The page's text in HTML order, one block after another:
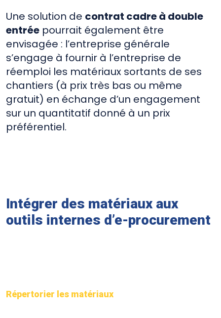
Une solution de contrat cadre à double
entrée pourrait également être
envisagée : l’entreprise générale
s’engage à fournir à l’entreprise de
réemploi les matériaux sortants de ses
chantiers (à prix très bas ou même
gratuit) en échange d’un engagement
sur un quantitatif donné à un prix
préférentiel.
Intégrer des matériaux aux
outils internes d’e-procurement
Répertorier les matériaux